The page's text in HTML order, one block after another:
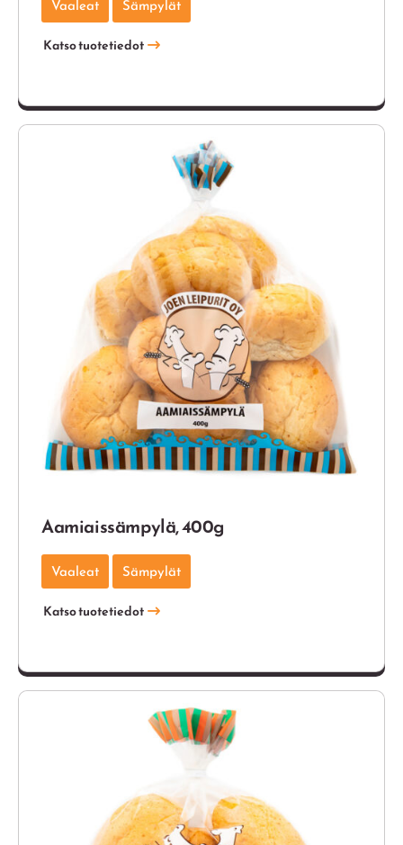
Vaaleat Sämpylät
Katso tuotetiedot
Aamiaissämpylä, 400g
Vaaleat Sämpylät
Katso tuotetiedot